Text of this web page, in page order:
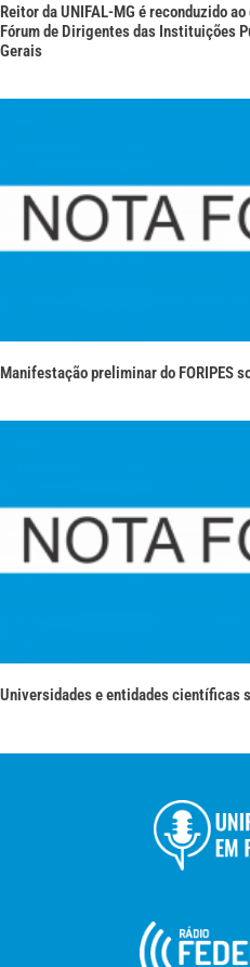
Reitor da UNIFAL-MG é reconduzido
Fórum de Dirigentes das Instituições
Gerais
Manifestação preliminar do FORIPES
Universidades e entidades científicas